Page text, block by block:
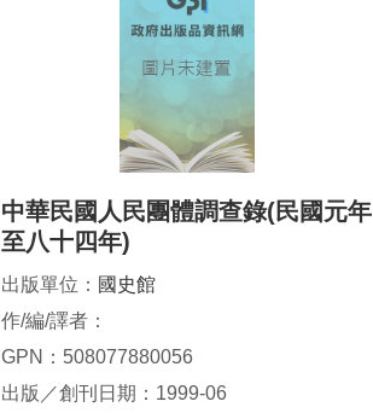
中華民國人民團體調查錄(民國元年
至八十四年)
出版單位： 國史館
作/編/譯者：
GPN：508077880056
出版／創刊日期：1999-06